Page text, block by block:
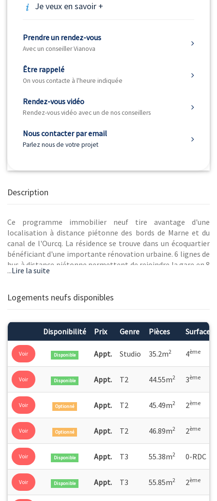
Je veux en savoir +
Prendre un rendez-vous
Avec un conseiller Vianova
Être rappelé
On vous contacte à l'heure indiquée
Rendez-vous vidéo
Rendez-vous vidéo avec un de nos conseillers
Nous contacter par email
Parlez nous de votre projet
Description
Ce programme immobilier neuf tire avantage d'une
localisation à distance piétonne des bords de Marne et du
canal de l'Ourcq. La résidence se trouve dans un écoquartier
bénéficiant d'une importante rénovation urbaine. 6 lignes de
bus à distance piétonne permettent de rejoindre la gare en 8
min. Accès rapide à la N3 et à la N330. Programme RE 2020
...Lire la suite
Logements neufs disponibles
Disponibilité Prix Genre Pièces Surface
Voir Disponible Appt. Studio 35.2m2 4ème
Voir Disponible Appt. T2 44.55m2 3ème
Voir Optionné Appt. T2 45.49m2 2ème
Voir Optionné Appt. T2 46.89m2 2ème
Voir Disponible Appt. T3 55.38m2 0-RDC
Voir Disponible Appt. T3 55.85m2 2ème